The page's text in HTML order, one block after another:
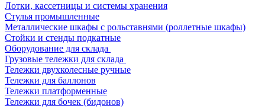
Лотки, кассетницы и системы хранения
Стулья промышленные
Металлические шкафы с рольставнями (роллетные шкафы)
Стойки и стенды подкатные
Оборудование для склада
Грузовые тележки для склада
Тележки двухколесные ручные
Тележки для баллонов
Тележки платформенные
Тележки для бочек (бидонов)